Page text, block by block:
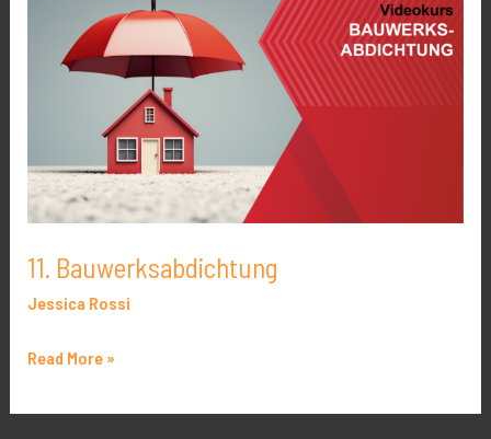
11. Bauwerksabdichtung
Jessica Rossi
Read More »